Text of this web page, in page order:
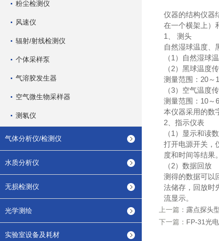
粉尘检测仪
风速仪
辐射/射线检测仪
个体采样泵
气溶胶发生器
空气微生物采样器
测氡仪
气体分析仪/检测仪
水质分析仪
无损检测仪
光学测绘
实验室设备及耗材
仪器的结构仪器
在一个横架上）
1、 测头
自然湿球温度、
（1）自然湿球
（2）黑球温度
测量范围：20
（3）空气温度
测量范围：10
本仪器采用的数
2、指示仪表
（1）显示和读数
打开电源开关，
度和时间等结果
（2）数据回放
测得的数据可以
法储存，回放时
流显示。
上一篇： 露点探头
下一篇： FP-31光